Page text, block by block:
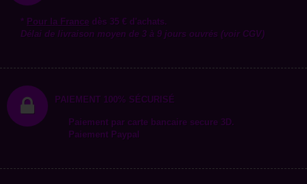
* Pour la France dès 35 € d'achats.
Délai de livraison moyen de 3 à 9 jours ouvrés (voir CGV)
PAIEMENT 100% SÉCURISÉ
Paiement par carte bancaire secure 3D.
Paiement Paypal